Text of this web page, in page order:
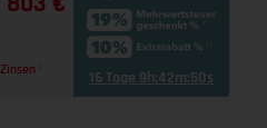
16 Tage 9h:42m:49s